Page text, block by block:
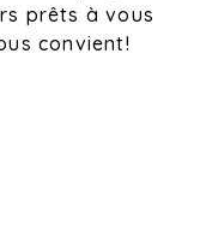
prêts à vous
convient!